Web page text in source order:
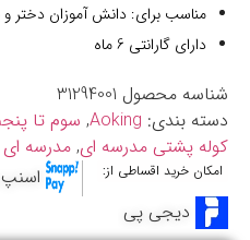
مناسب برای: دانش آموزان دختر و
دارای گارانتی 6 ماه
شناسه محصول 31294001
دسته بندی: Aoking
, سوم تا
کوله پشتی مدرسه ای, مدرسه ای
امکان خرید اقساطی از:
دیجی پی